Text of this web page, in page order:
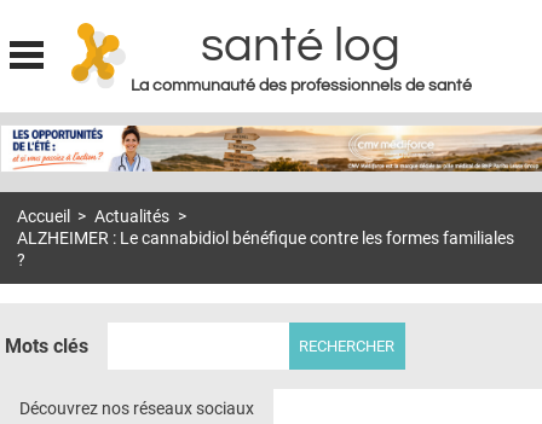
Jump to navigation
santé log
La communauté des professionnels de santé
MON COMPTE
S'ABONNER À LA REVUE SOIN À DOMICILE
E-REVUE SAD
Accueil > Actualités >
ALZHEIMER : Le cannabidiol bénéfique contre les formes familiales
?
Mots clés
Découvrez nos réseaux sociaux